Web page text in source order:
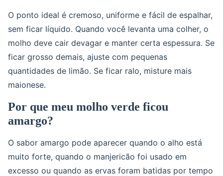
O ponto ideal é cremoso, uniforme e fácil de espalhar,
sem ficar líquido. Quando você levanta uma colher, o
molho deve cair devagar e manter certa espessura. Se
ficar grosso demais, ajuste com pequenas
quantidades de limão. Se ficar ralo, misture mais
maionese.
Por que meu molho verde ficou
amargo?
O sabor amargo pode aparecer quando o alho está
muito forte, quando o manjericão foi usado em
excesso ou quando as ervas foram batidas por tempo